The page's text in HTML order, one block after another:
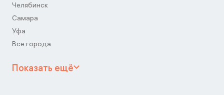
Челябинск
Самара
Уфа
Все города
Показать ещё